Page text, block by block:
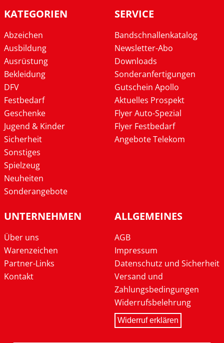
KATEGORIEN
Abzeichen
Ausbildung
Ausrüstung
Bekleidung
DFV
Festbedarf
Geschenke
Jugend & Kinder
Sicherheit
Sonstiges
Spielzeug
Neuheiten
Sonderangebote
SERVICE
Bandschnallenkatalog
Newsletter-Abo
Downloads
Sonderanfertigungen
Gutschein Apollo
Aktuelles Prospekt
Flyer Auto-Spezial
Flyer Festbedarf
Angebote Telekom
UNTERNEHMEN
Über uns
Warenzeichen
Partner-Links
Kontakt
ALLGEMEINES
AGB
Impressum
Datenschutz und Sicherheit
Versand und
Zahlungsbedingungen
Widerrufsbelehrung
Widerruf erklären